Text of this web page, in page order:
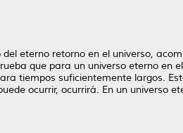
eterno retorno en el universo,
que para un universo eterno en
tiempos suficientemente largos.
ocurrir, ocurrirá. En un universo